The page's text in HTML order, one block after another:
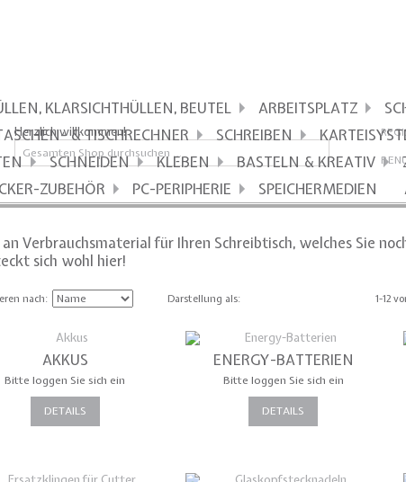
Herzlich willkommen!
KLARSICHTHÜLLEN, BEUTEL ARBEITSPLATZ
& TISCHRECHNER SCHREIBEN
SCHNEIDEN KLEBEN BASTELN & KREATIV
ZUBEHÖR PC-PERIPHERIE SPEICHERMEDIEN
Verbrauchsmaterial für Ihren Schreibtisch, welches Sie
sich wohl hier!
Darstellung als
nach 1-12
AKKUS
Bitte loggen Sie sich ein
DETAILS
ENERGY-BATTERIEN
Bitte loggen Sie sich ein
DETAILS